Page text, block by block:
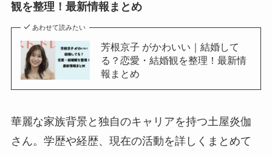
観を整理！最新情報まとめ
あわせて読みたい
芳根京子 がかわいい｜結婚して
る？恋愛・結婚観を整理！最新情
報まとめ
華麗な家族背景と独自のキャリアを持つ土屋炎伽
さん。学歴や経歴、現在の活動を詳しくまとめて